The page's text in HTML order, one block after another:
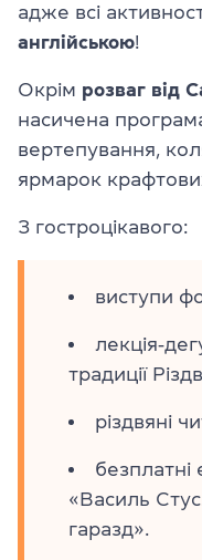
адже всі
англійською!
Окрім розваг від
насичена
вертепування,
ярмарок
З гостроцікавого:
виступи
традиції
різдвяні
безплатні
«Василь
гаразд».